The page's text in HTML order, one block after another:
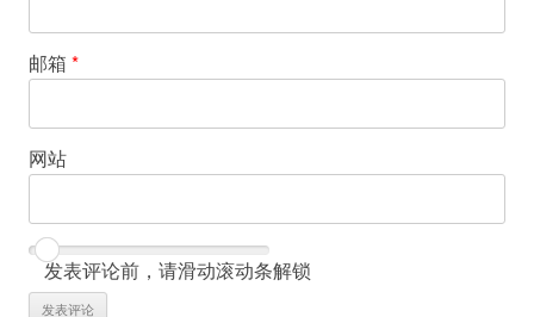
邮箱 *
网站
发表评论前，请滑动滚动条解锁